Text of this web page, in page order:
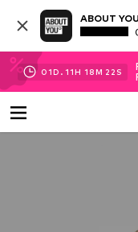
ABOUT
01D. 11H 18M 20 S